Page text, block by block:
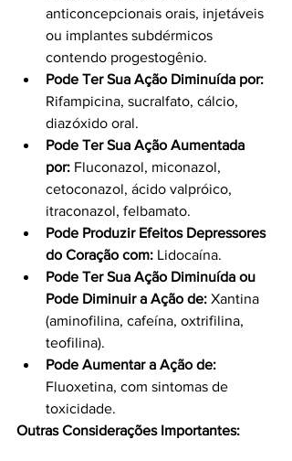
anticoncepcionais orais, injetáveis
ou implantes subdérmicos
contendo progestogênio.
Pode Ter Sua Ação Diminuída por:
Rifampicina, sucralfato, cálcio,
diazóxido oral.
Pode Ter Sua Ação Aumentada
por: Fluconazol, miconazol,
cetoconazol, ácido valpróico,
itraconazol, felbamato.
Pode Produzir Efeitos Depressores
do Coração com: Lidocaína.
Pode Ter Sua Ação Diminuída ou
Pode Diminuir a Ação de: Xantina
(aminofilina, cafeína, oxtrifilina,
teofilina).
Pode Aumentar a Ação de:
Fluoxetina, com sintomas de
toxicidade.
Outras Considerações Importantes: